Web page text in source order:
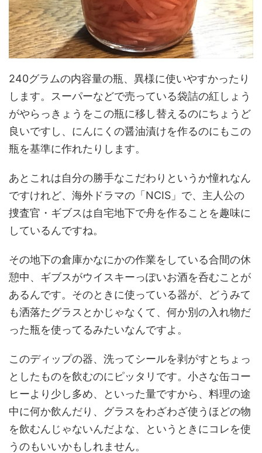
240グラムの内容量の瓶、異様に使いやすかったり
します。スーパーなどで売っている袋詰の紅しょう
がやらっきょうをこの瓶に移し替えるのにちょうど
良いですし、にんにくの醤油漬けを作るのにもこの
瓶を基準に作れたりします。
あとこれは自分の勝手なこだわりというか憧れなん
ですけれど、海外ドラマの「NCIS」で、主人公の
捜査官・ギブスは自宅地下で舟を作ることを趣味に
しているんですね。
その地下の倉庫かなにかの作業をしている合間の休
憩中、ギブスがウイスキーっぽいお酒を呑むことが
あるんです。そのときに使っている器が、どうみて
も洒落たグラスとかじゃなくて、何か別の入れ物だ
った瓶を使ってるみたいなんですよ。
このディップの器、洗ってシールを剥がすとちょっ
としたものを飲むのにピッタリです。小さな缶コー
ヒーより少し多め、といった量ですから、料理の途
中に何か飲んだり、グラスをわざわざ使うほどの物
を飲むんじゃないんだよな、というときにコレを使
うのもいいかもしれません。